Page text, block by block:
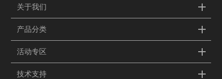
关于我们
产品分类
活动专区
技术支持